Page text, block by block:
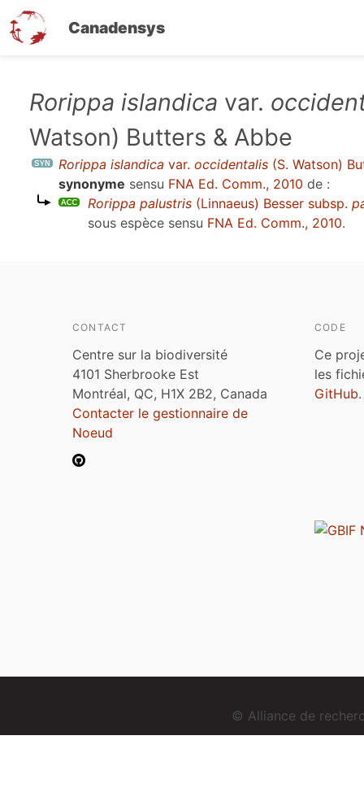
Canadensys
contenu
Rorippa islandica var.
Watson) Butters & Abbe
Rorippa islandica var. occidentalis (S. Watson)
synonyme sensu FNA Ed. Comm., 2010 de :
Rorippa palustris (Linnaeus) Besser subsp.
sous espèce sensu FNA Ed. Comm., 2010.
CONTACT
Centre sur la biodiversité
4101 Sherbrooke Est
Montréal, QC, H1X 2B2, Canada
Contacter le gestionnaire de
Noeud
CODE
Ce
les
GitHub.
© Alliance de